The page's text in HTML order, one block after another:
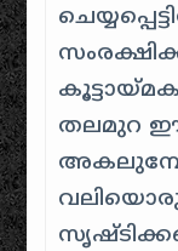
തലമുറ ഈ
വലിയൊരു